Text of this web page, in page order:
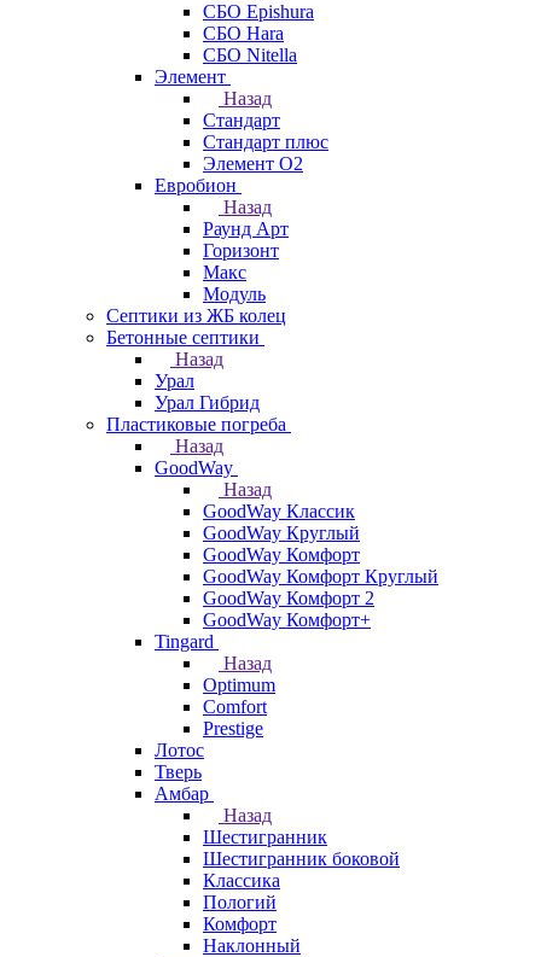
СБО Epishura
СБО Hara
СБО Nitella
Элемент
Назад
Стандарт
Стандарт плюс
Элемент О2
Евробион
Назад
Раунд Арт
Горизонт
Макс
Модуль
Септики из ЖБ колец
Бетонные септики
Назад
Урал
Урал Гибрид
Пластиковые погреба
Назад
GoodWay
Назад
GoodWay Классик
GoodWay Круглый
GoodWay Комфорт
GoodWay Комфорт Круглый
GoodWay Комфорт 2
GoodWay Комфорт+
Tingard
Назад
Optimum
Comfort
Prestige
Лотос
Тверь
Амбар
Назад
Шестигранник
Шестигранник боковой
Классика
Пологий
Комфорт
Наклонный